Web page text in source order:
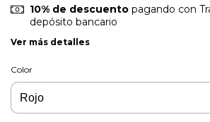
10% de descuentopagando con
depósito bancario
Ver más detalles
Color